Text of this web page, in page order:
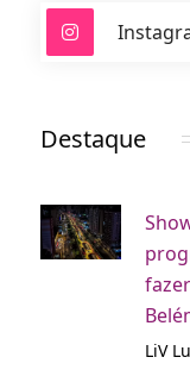
Destaque
LiV